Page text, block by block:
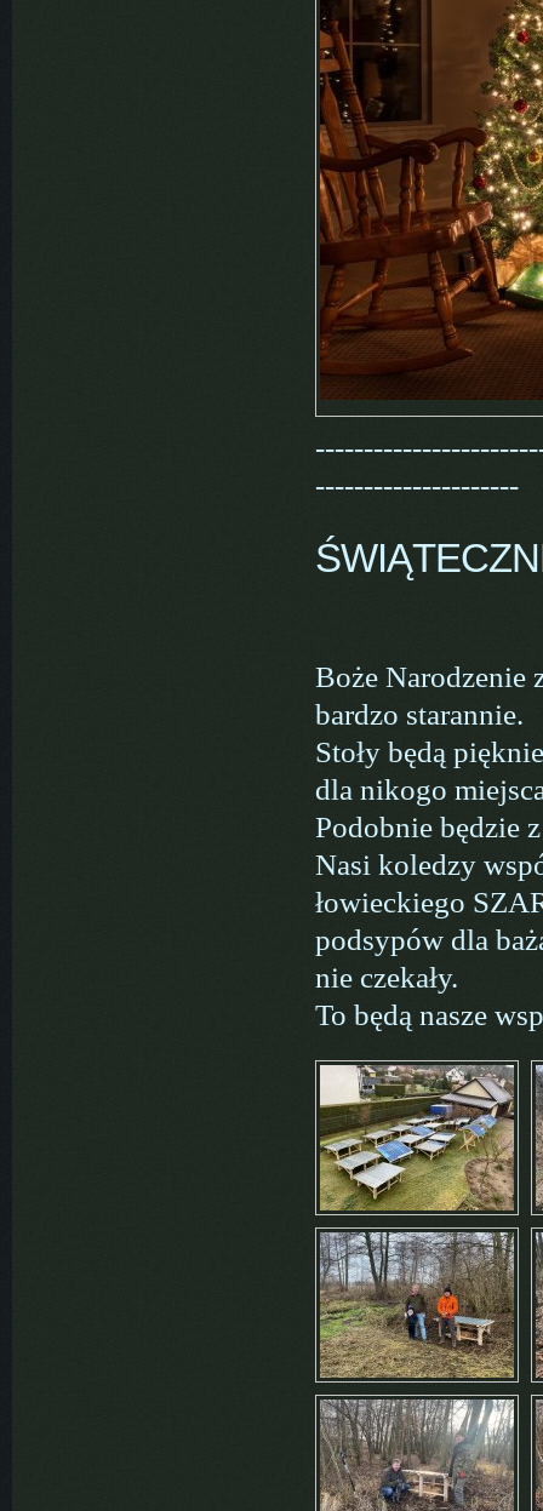
---------------------
Boże Narodzenie
bardzo starannie.
Stoły będą
dla nikogo
Podobnie będzie
Nasi koledzy
łowieckiego
podsypów dla
nie czekały.
To będą nasze